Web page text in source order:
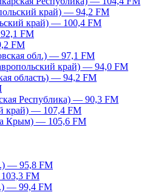
край) — 94,2 FM
край) — 100,4 FM
FM
FM
обл.) — 97,1 FM
край) — 94,0 FM
область) — 94,2 FM
Республика) — 90,3 FM
край) — 107,4 FM
Крым) — 105,6 FM
— 95,8 FM
FM
— 99,4 FM